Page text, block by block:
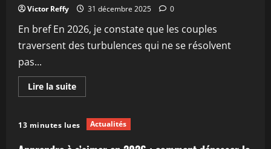
Victor Reffy 31 décembre 2025 0
En bref En 2026, je constate que les couples
traversent des turbulences qui ne se résolvent
pas...
Lire la suiteEn
savoir
Comment
éviter
surmonter
13 minutes lues Actualités